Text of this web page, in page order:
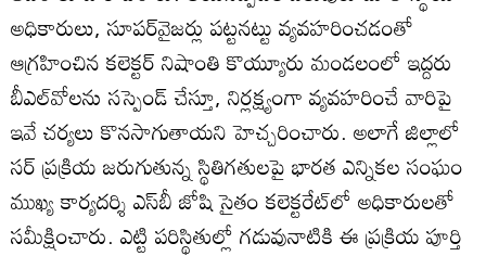
అధికారులు, సూపర్‌వైజర్లు పట్టనట్టు వ్యవహరించడంతో
ఆగ్రహించిన కలెక్టర్‌ నిషాంతి కొయ్యూరు మండలంలో ఇద్దరు
బీఎల్‌వోలను సస్పెండ్‌ చేస్తూ, నిర్లక్ష్యంగా వ్యవహరించే వారిపై
ఇవే చర్యలు కొనసాగుతాయని హెచ్చరించారు. అలాగే జిల్లాలో
సర్‌ ప్రక్రియ జరుగుతున్న స్థితిగతులపై భారత ఎన్నికల సంఘం
ముఖ్య కార్యదర్శి ఎస్‌బీ జోషి సైతం కలెక్టరేట్‌లో అధికారులతో
సమీక్షించారు. ఎట్టి పరిస్థితుల్లో గడువునాటికి ఈ ప్రక్రియ పూర్తి